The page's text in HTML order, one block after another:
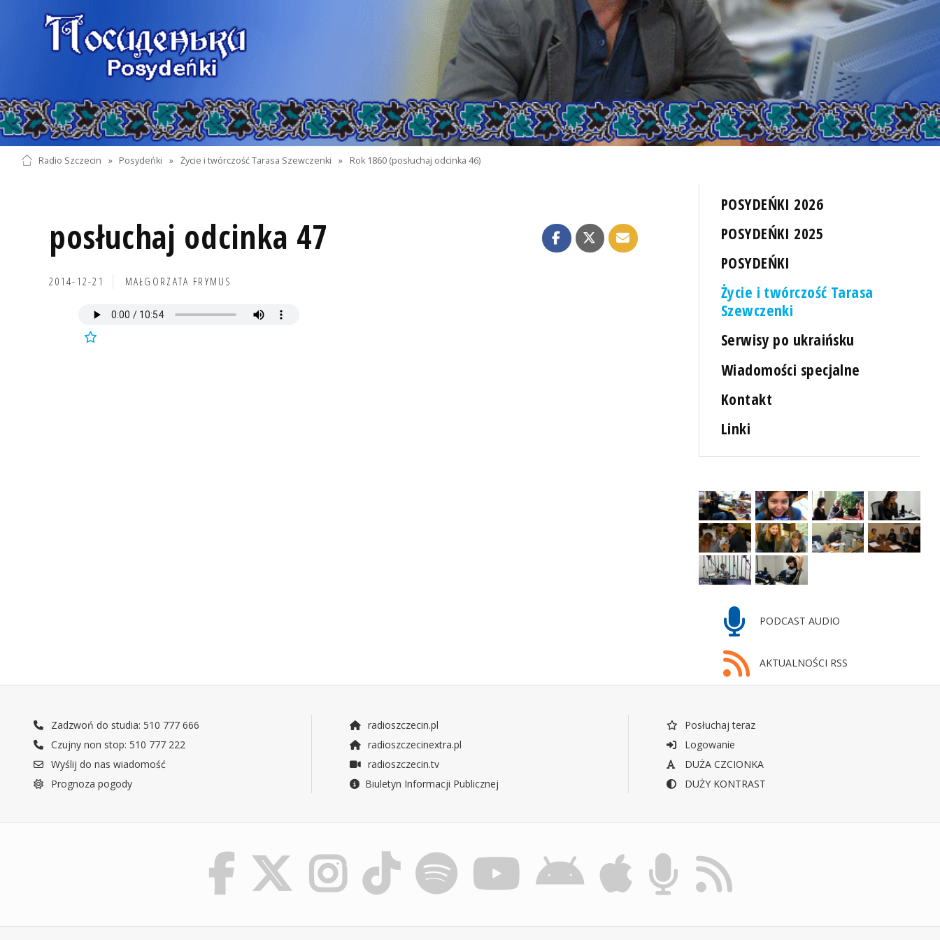
Radio Szczecin » Posydeńki » Życie i twórczość Tarasa Szewczenki » Rok 1860 (posłuchaj odcinka 46)
posłuchaj odcinka 47
2014-12-21 MAŁGORZATA FRYMUS
POSYDEŃKI 2026
POSYDEŃKI 2025
POSYDEŃKI
Życie i twórczość Tarasa
Szewczenki
Serwisy po ukraińsku
Wiadomości specjalne
Kontakt
Linki
PODCAST AUDIO
AKTUALNOŚCI RSS
Zadzwoń do studia: 510 777 666
Czujny non stop: 510 777 222
Wyślij do nas wiadomość
Prognoza pogody
radioszczecin.pl
radioszczecinextra.pl
radioszczecin.tv
Biuletyn Informacji Publicznej
Posłuchaj teraz
Logowanie
DUŻA CZCIONKA
DUŻY KONTRAST